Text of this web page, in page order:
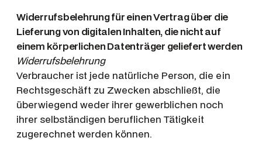
Widerrufsbelehrung für einen Vertrag über die
Lieferung von digitalen Inhalten, die nicht auf
einem körperlichen Datenträger geliefert werden
Widerrufsbelehrung
Verbraucher ist jede natürliche Person, die ein
Rechtsgeschäft zu Zwecken abschließt, die
überwiegend weder ihrer gewerblichen noch
ihrer selbständigen beruflichen Tätigkeit
zugerechnet werden können.